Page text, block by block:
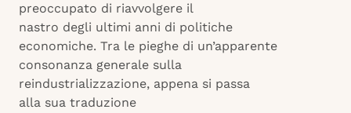
preoccupato di riavvolgere il
nastro degli ultimi anni di politiche
economiche. Tra le pieghe di un’apparente
consonanza generale sulla
reindustrializzazione, appena si passa
alla sua traduzione